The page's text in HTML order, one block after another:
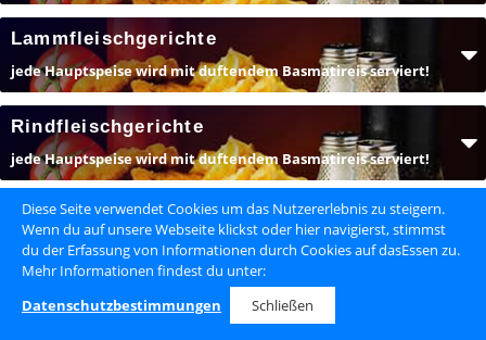
Lammfleischgerichte
jede Hauptspeise wird mit duftendem Basmatireis serviert!
Rindfleischgerichte
jede Hauptspeise wird mit duftendem Basmatireis serviert!
Reisgerichte
Thali
Diese Seite verwendet Cookies um das Nutzererlebnis zu steigern.
Wenn du auf unsere Webseite klickst oder hier navigierst, stimmst
du der Erfassung von Informationen durch Cookies auf dasEssen zu.
Mehr Informationen findest du unter:
Datenschutzbestimmungen
Schließen